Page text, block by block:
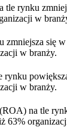
tle rynku
w
zmniejsza się w
w branży.
rynku
w branży.
na tle
63%